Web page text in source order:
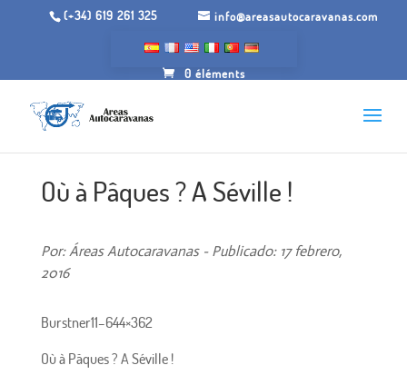
(+34) 619 261 325 info@areasautocaravanas.com
0 éléments
Où à Pâques ? A Séville !
Por: Áreas Autocaravanas - Publicado: 17 febrero,
2016
Burstner11–644×362
Où à Pâques ? A Séville !